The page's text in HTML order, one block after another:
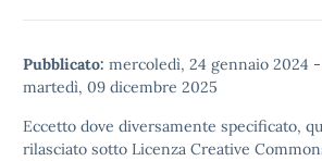
Pubblicato: mercoledì, 24 gennaio 2024 -
martedì, 09 dicembre 2025
Eccetto dove diversamente specificato,
rilasciato sotto Licenza Creative